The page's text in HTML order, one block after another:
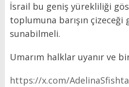
İsrail bu geniş yürekliliği
toplumuna barışın çizeceği
sunabilmeli.
Umarım halklar uyanır ve
https://x.com/